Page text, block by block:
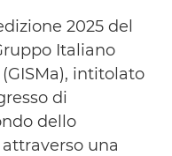
2025 del
Italiano
intitolato
di
dello
una